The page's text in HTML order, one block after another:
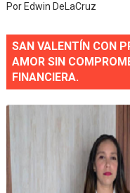
Por Edwin DeLaCruz
SAN VALENTÍN CON
AMOR SIN
FINANCIERA.